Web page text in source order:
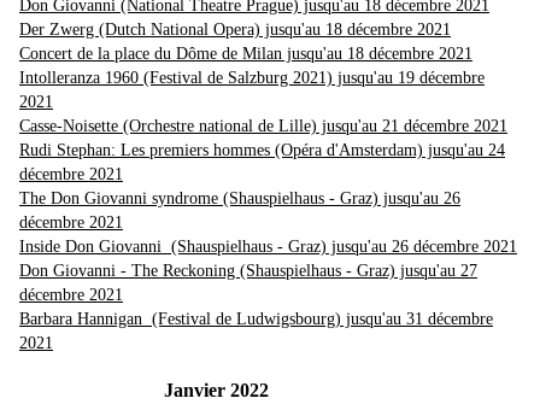
Don Giovanni (National Theatre Prague) jusqu'au 18 décembre 2021
Der Zwerg (Dutch National Opera) jusqu'au 18 décembre 2021
Concert de la place du Dôme de Milan jusqu'au 18 décembre 2021
Intolleranza 1960 (Festival de Salzburg 2021) jusqu'au 19 décembre
2021
Casse-Noisette (Orchestre national de Lille) jusqu'au 21 décembre 2021
Rudi Stephan: Les premiers hommes (Opéra d'Amsterdam) jusqu'au 24
décembre 2021
The Don Giovanni syndrome (Shauspielhaus - Graz) jusqu'au 26
décembre 2021
Inside Don Giovanni (Shauspielhaus - Graz) jusqu'au 26 décembre 2021
Don Giovanni - The Reckoning (Shauspielhaus - Graz) jusqu'au 27
décembre 2021
Barbara Hannigan (Festival de Ludwigsbourg) jusqu'au 31 décembre
2021
Janvier 2022